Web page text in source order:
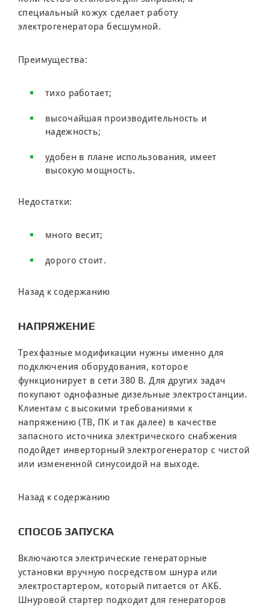
специальный кожух сделает работу
электрогенератора бесшумной.
Преимущества:
тихо работает;
высочайшая производительность и
надежность;
удобен в плане использования, имеет
высокую мощность.
Недостатки:
много весит;
дорого стоит.
Назад к содержанию
НАПРЯЖЕНИЕ
Трехфазные модификации нужны именно для
подключения оборудования, которое
функционирует в сети 380 В. Для других задач
покупают однофазные дизельные электростанции.
Клиентам с высокими требованиями к
напряжению (ТВ, ПК и так далее) в качестве
запасного источника электрического снабжения
подойдет инверторный электрогенератор с чистой
или измененной синусоидой на выходе.
Назад к содержанию
СПОСОБ ЗАПУСКА
Включаются электрические генераторные
установки вручную посредством шнура или
электростартером, который питается от АКБ.
Шнуровой стартер подходит для генераторов